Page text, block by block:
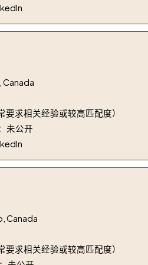
Canada
求相关经验或较高匹配度）
未公开
Canada
求相关经验或较高匹配度）